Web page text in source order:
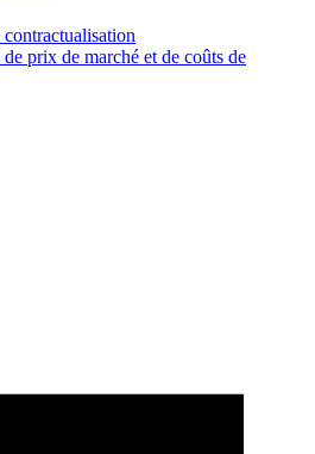
prix de marché et de coûts de